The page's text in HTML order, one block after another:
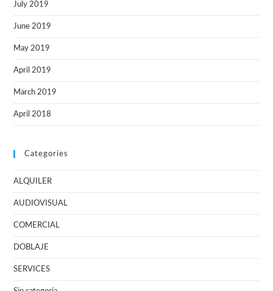
July 2019
June 2019
May 2019
April 2019
March 2019
April 2018
Categories
ALQUILER
AUDIOVISUAL
COMERCIAL
DOBLAJE
SERVICES